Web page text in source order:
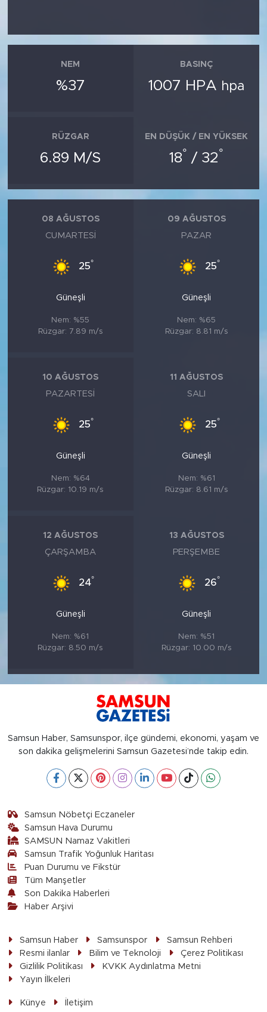
NEM
%37
BASINÇ
1007 HPA hpa
RÜZGAR
6.89 M/S
EN DÜŞÜK / EN YÜKSEK
18° / 32°
08 AĞUSTOS
CUMARTESI
25°
Güneşli
Nem: %55
Rüzgar: 7.89 m/s
09 AĞUSTOS
PAZAR
25°
Güneşli
Nem: %65
Rüzgar: 8.81 m/s
10 AĞUSTOS
PAZARTESI
25°
Güneşli
Nem: %64
Rüzgar: 10.19 m/s
11 AĞUSTOS
SALI
25°
Güneşli
Nem: %61
Rüzgar: 8.61 m/s
12 AĞUSTOS
ÇARŞAMBA
24°
Güneşli
Nem: %61
Rüzgar: 8.50 m/s
13 AĞUSTOS
PERŞEMBE
26°
Güneşli
Nem: %51
Rüzgar: 10.00 m/s
Samsun Haber, Samsunspor, ilçe gündemi, ekonomi, yaşam ve
son dakika gelişmelerini Samsun Gazetesi’nde takip edin.
Samsun Nöbetçi Eczaneler
Samsun Hava Durumu
SAMSUN Namaz Vakitleri
Samsun Trafik Yoğunluk Haritası
Puan Durumu ve Fikstür
Tüm Manşetler
Son Dakika Haberleri
Haber Arşivi
Samsun Haber Samsunspor
Samsun Rehberi
Resmi ilanlar
Bilim ve Teknoloji
Çerez Politikası
Gizlilik Politikası
KVKK Aydınlatma Metni
Yayın İlkeleri
Künye İletişim